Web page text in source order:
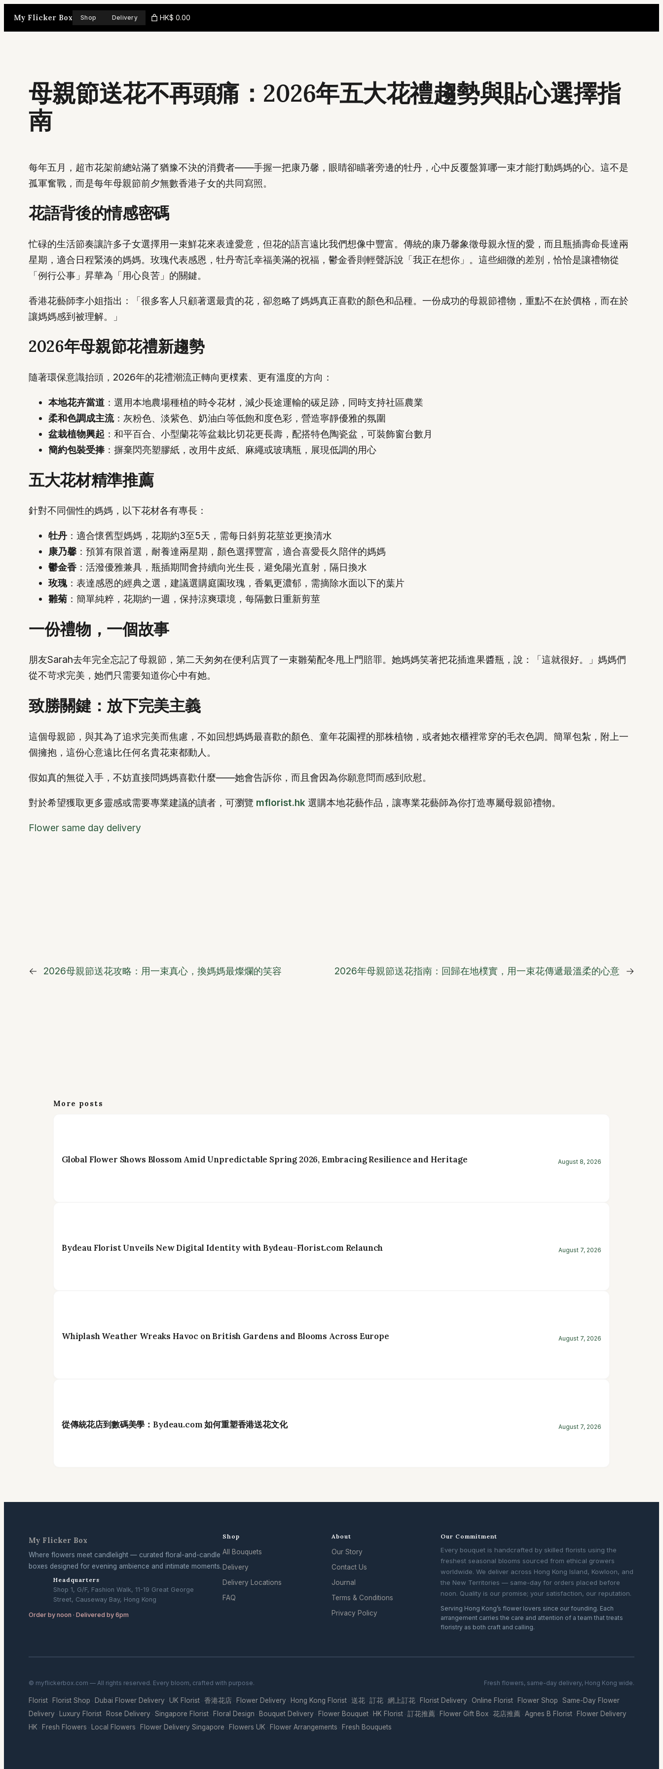
My Flicker Box Shop Delivery HK$ 0.00
母親節送花不再頭痛：2026年五大花禮趨勢與貼心選擇指
南
每年五月，超市花架前總站滿了猶豫不決的消費者——手握一把康乃馨，眼睛卻瞄著旁邊的牡丹，心中反覆盤算哪一束才能打動媽媽的心。這不是
孤軍奮戰，而是每年母親節前夕無數香港子女的共同寫照。
花語背後的情感密碼
忙碌的生活節奏讓許多子女選擇用一束鮮花來表達愛意，但花的語言遠比我們想像中豐富。傳統的康乃馨象徵母親永恆的愛，而且瓶插壽命長達兩
星期，適合日程緊湊的媽媽。玫瑰代表感恩，牡丹寄託幸福美滿的祝福，鬱金香則輕聲訴說「我正在想你」。這些細微的差別，恰恰是讓禮物從
「例行公事」昇華為「用心良苦」的關鍵。
香港花藝師李小姐指出：「很多客人只顧著選最貴的花，卻忽略了媽媽真正喜歡的顏色和品種。一份成功的母親節禮物，重點不在於價格，而在於
讓媽媽感到被理解。」
2026年母親節花禮新趨勢
隨著環保意識抬頭，2026年的花禮潮流正轉向更樸素、更有溫度的方向：
本地花卉當道 ：選用本地農場種植的時令花材，減少長途運輸的碳足跡，同時支持社區農業
柔和色調成主流：灰粉色、淡紫色、奶油白等低飽和度色彩，營造寧靜優雅的氛圍
盆栽植物興起 ：和平百合、小型蘭花等盆栽比切花更長壽，配搭特色陶瓷盆，可裝飾窗台數月
簡約包裝受捧：摒棄閃亮塑膠紙，改用牛皮紙、麻繩或玻璃瓶，展現低調的用心
五大花材精準推薦
針對不同個性的媽媽，以下花材各有專長：
牡丹 ：適合懷舊型媽媽，花期約3至5天，需每日斜剪花莖並更換清水
康乃馨 ：預算有限首選，耐養達兩星期，顏色選擇豐富，適合喜愛長久陪伴的媽媽
鬱金香：活潑優雅兼具，瓶插期間會持續向光生長，避免陽光直射，隔日換水
玫瑰：表達感恩的經典之選，建議選購庭園玫瑰，香氣更濃郁，需摘除水面以下的葉片
雛菊 ：簡單純粹，花期約一週，保持涼爽環境，每隔數日重新剪莖
一份禮物，一個故事
朋友Sarah去年完全忘記了母親節，第二天匆匆在便利店買了一束雛菊配冬甩上門賠罪。她媽媽笑著把花插進果醬瓶，說：「這就很好。」媽媽們
從不苛求完美，她們只需要知道你心中有她。
致勝關鍵：放下完美主義
這個母親節，與其為了追求完美而焦慮，不如回想媽媽最喜歡的顏色、童年花園裡的那株植物，或者她衣櫃裡常穿的毛衣色調。簡單包紮，附上一
個擁抱，這份心意遠比任何名貴花束都動人。
假如真的無從入手，不妨直接問媽媽喜歡什麼——她會告訴你，而且會因為你願意問而感到欣慰。
對於希望獲取更多靈感或需要專業建議的讀者，可瀏覽 mflorist.hk 選購本地花藝作品，讓專業花藝師為你打造專屬母親節禮物。
Flower same day delivery
← 2026母親節送花攻略：用一束真心，換媽媽最燦爛的笑容 2026年母親節送花指南：回歸在地樸實，用一束花傳遞最溫柔的心意 →
More posts
Global Flower Shows Blossom Amid Unpredictable Spring 2026, Embracing Resilience and Heritage August 8, 2026
Bydeau Florist Unveils New Digital Identity with Bydeau-Florist.com Relaunch August 7, 2026
Whiplash Weather Wreaks Havoc on British Gardens and Blooms Across Europe August 7, 2026
從傳統花店到數碼美學：Bydeau.com 如何重塑香港送花文化 August 7, 2026
My Flicker Box
Where flowers meet candlelight — curated floral-and-candle
boxes designed for evening ambience and intimate moments.
Headquarters
Shop 1, G/F, Fashion Walk, 11-19 Great George
Street, Causeway Bay, Hong Kong
Order by noon · Delivered by 6pm
Shop
All Bouquets
Delivery
Delivery Locations
FAQ
About
Our Story
Contact Us
Journal
Terms & Conditions
Privacy Policy
Our Commitment
Every bouquet is handcrafted by skilled florists using the
freshest seasonal blooms sourced from ethical growers
worldwide. We deliver across Hong Kong Island, Kowloon, and
the New Territories — same-day for orders placed before
noon. Quality is our promise; your satisfaction, our reputation.
Serving Hong Kong’s flower lovers since our founding. Each
arrangement carries the care and attention of a team that treats
floristry as both craft and calling.
© myflickerbox.com — All rights reserved. Every bloom, crafted with purpose. Fresh flowers, same-day delivery, Hong Kong wide.
Florist · Florist Shop · Dubai Flower Delivery · UK Florist · 香港花店 · Flower Delivery · Hong Kong Florist · 送花 · 訂花 · 網上訂花 · Florist Delivery · Online Florist · Flower Shop · Same-Day Flower
Delivery · Luxury Florist · Rose Delivery · Singapore Florist · Floral Design · Bouquet Delivery · Flower Bouquet · HK Florist · 訂花推薦 · Flower Gift Box · 花店推薦 · Agnes B Florist · Flower Delivery
HK · Fresh Flowers · Local Flowers · Flower Delivery Singapore · Flowers UK · Flower Arrangements · Fresh Bouquets